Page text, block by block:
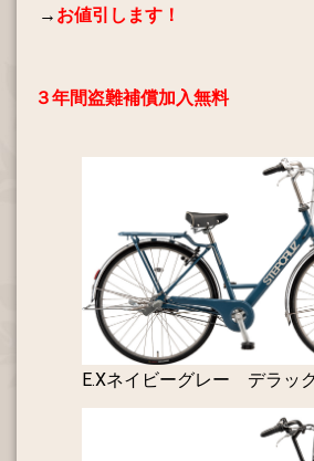
→ お値引します！
３年間盗難補償加入無料
E.Xネイビーグレー デラッ